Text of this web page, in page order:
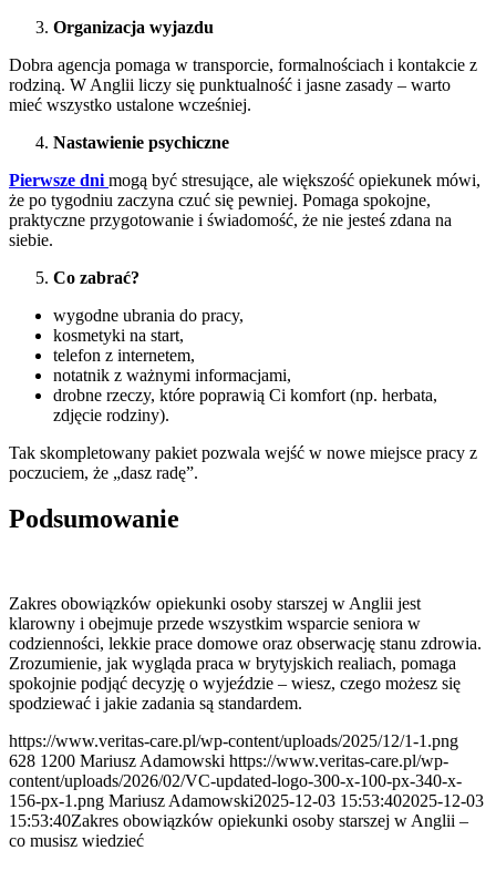
Organizacja wyjazdu
Dobra agencja pomaga w transporcie, formalnościach i kontakcie z
rodziną. W Anglii liczy się punktualność i jasne zasady – warto
mieć wszystko ustalone wcześniej.
Nastawienie psychiczne
Pierwsze dni mogą być stresujące, ale większość opiekunek mówi,
że po tygodniu zaczyna czuć się pewniej. Pomaga spokojne,
praktyczne przygotowanie i świadomość, że nie jesteś zdana na
siebie.
Co zabrać?
wygodne ubrania do pracy,
kosmetyki na start,
telefon z internetem,
notatnik z ważnymi informacjami,
drobne rzeczy, które poprawią Ci komfort (np. herbata,
zdjęcie rodziny).
Tak skompletowany pakiet pozwala wejść w nowe miejsce pracy z
poczuciem, że „dasz radę”.
Podsumowanie
Zakres obowiązków opiekunki osoby starszej w Anglii jest
klarowny i obejmuje przede wszystkim wsparcie seniora w
codzienności, lekkie prace domowe oraz obserwację stanu zdrowia.
Zrozumienie, jak wygląda praca w brytyjskich realiach, pomaga
spokojnie podjąć decyzję o wyjeździe – wiesz, czego możesz się
spodziewać i jakie zadania są standardem.
https://www.veritas-care.pl/wp-content/uploads/2025/12/1-1.png
628 1200 Mariusz Adamowski https://www.veritas-care.pl/wp-
content/uploads/2026/02/VC-updated-logo-300-x-100-px-340-x-
156-px-1.png Mariusz Adamowski2025-12-03 15:53:402025-12-03
15:53:40Zakres obowiązków opiekunki osoby starszej w Anglii –
co musisz wiedzieć